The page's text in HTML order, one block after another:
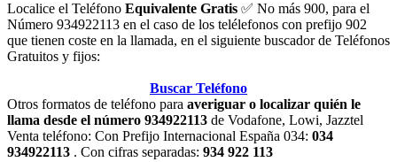
Localice el Teléfono Equivalente Gratis ✅ No más 900, para el
Número 934922113 en el caso de los telélefonos con prefijo 902
que tienen coste en la llamada, en el siguiente buscador de Teléfonos
Gratuitos y fijos:
Buscar Teléfono
Otros formatos de teléfono para averiguar o localizar quién le
llama desde el número 934922113 de Vodafone, Lowi, Jazztel
Venta teléfono: Con Prefijo Internacional España 034: 034
934922113 . Con cifras separadas: 934 922 113